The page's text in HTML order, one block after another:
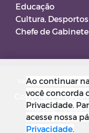
Educação
Cultura,
Chefe de Gabinete
Versão do Sistema:
Copyright © 2026
Traição. Todos
Ao continuar
você concorda
Privacidade.
acesse nossa
Privacidade.